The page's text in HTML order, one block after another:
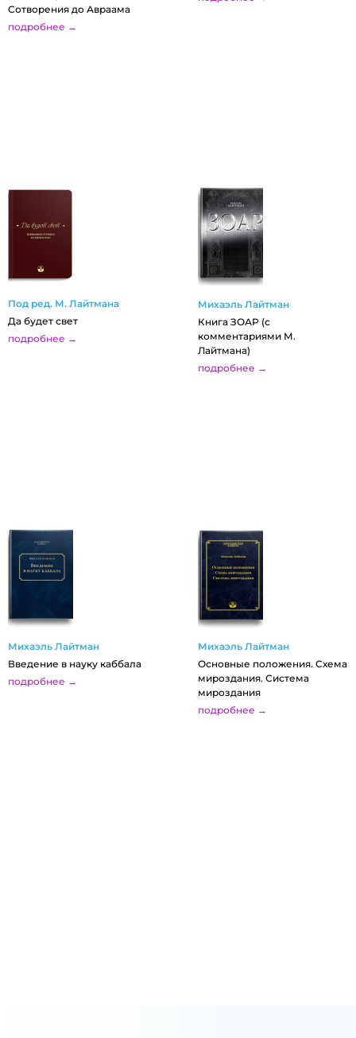
Сотворения до Авраама
подробнее →
Под ред. М. Лайтмана
Да будет свет
подробнее →
Михаэль Лайтман
Книга ЗОАР (с
комментариями М.
Лайтмана)
подробнее →
Михаэль Лайтман
Введение в науку каббала
подробнее →
Михаэль Лайтман
Основные положения. Схема
мироздания. Система
мироздания
подробнее →